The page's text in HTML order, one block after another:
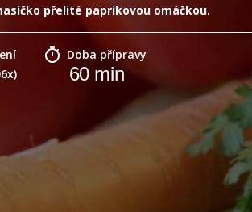
přelité paprikovou omáčkou.
Doba přípravy
60min